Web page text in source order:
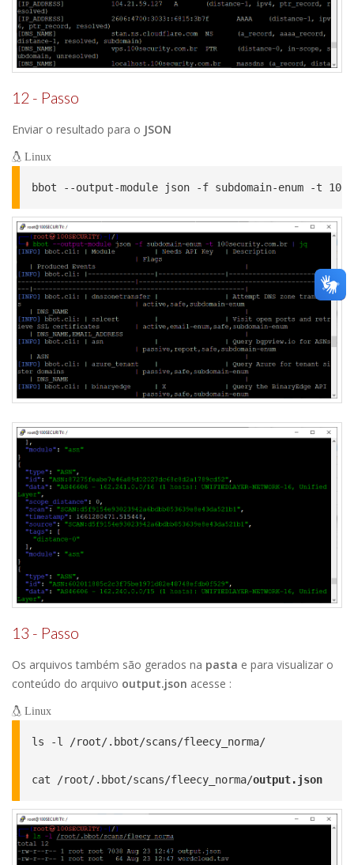
12 - Passo
Enviar o resultado para o JSON
Linux
bbot --output-module json -f subdomain-enum -t
13 - Passo
Os arquivos também são gerados na pasta e para visualizar o
conteúdo do arquivo output.json acesse :
Linux
ls -l /root/.bbot/scans/fleecy_norma/
cat /root/.bbot/scans/fleecy_norma/output.json